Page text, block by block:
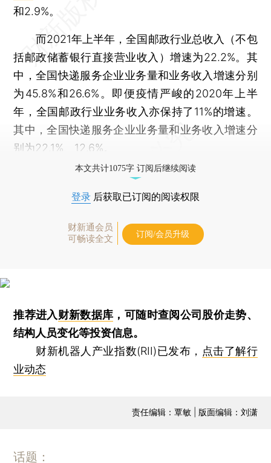
和2.9%。
而2021年上半年，全国邮政行业总收入（不包
括邮政储蓄银行直接营业收入）增速为22.2%。其
中，全国快递服务企业业务量和业务收入增速分别
为45.8%和26.6%。即便疫情严峻的2020年上半
年，全国邮政行业业务收入亦保持了11%的增速。
其中，全国快递服务企业业务量和业务收入增速分
别为22.1%、12.6%。
本文共计1075字 订阅后继续阅读
登录 后获取已订阅的阅读权限
财新通会员
可畅读全文
订阅/会员升级
推荐进入财新数据库 ，可随时查阅公司股价走势、
结构人员变化等投资信息。
财新机器人产业指数(RII)已发布， 点击了解行
业动态
责任编辑：覃敏 | 版面编辑：刘潇
话题：